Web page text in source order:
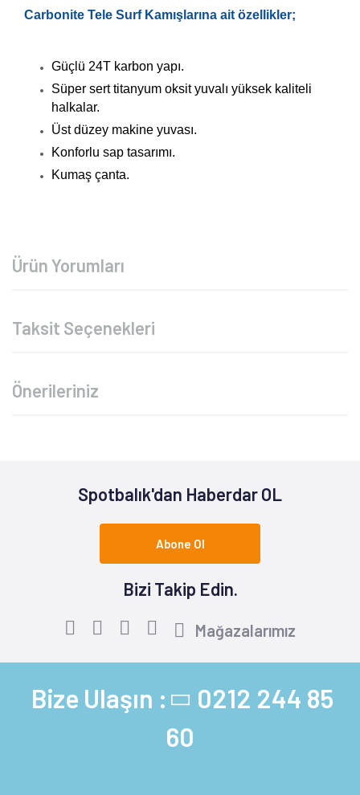
Carbonite Tele Surf Kamışlarına ait özellikler;
Güçlü 24T karbon yapı.
Süper sert titanyum oksit yuvalı yüksek kaliteli
halkalar.
Üst düzey makine yuvası.
Konforlu sap tasarımı.
Kumaş çanta.
Ürün Yorumları
Taksit Seçenekleri
Önerileriniz
Spotbalık'dan Haberdar OL
Abone Ol
Bizi Takip Edin.
Mağazalarımız
Bize Ulaşın : 0212 244 85
60